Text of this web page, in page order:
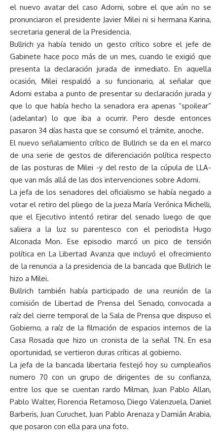
el nuevo avatar del caso Adorni, sobre el que aún no se
pronunciaron el presidente Javier Milei ni si hermana Karina,
secretaria general de la Presidencia.
Bullrich ya había tenido un gesto crítico sobre el jefe de
Gabinete hace poco más de un mes, cuando le exigió que
presenta la declaración jurada de inmediato. En aquella
ocasión, Milei respaldó a su funcionario, al señalar que
Adorni estaba a punto de presentar su declaración jurada y
que lo que había hecho la senadora era apenas “spoilear”
(adelantar) lo que iba a ocurrir. Pero desde entonces
pasaron 34 días hasta que se consumó el trámite, anoche.
El nuevo señalamiento crítico de Bullrich se da en el marco
de una serie de gestos de diferenciación política respecto
de las posturas de Milei -y del resto de la cúpula de LLA-
que van más allá de las dos intervenciones sobre Adorni.
La jefa de los senadores del oficialismo se había negado a
votar el retiro del pliego de la jueza María Verónica Michelli,
que el Ejecutivo intentó retirar del senado luego de que
saliera a la luz su parentesco con el periodista Hugo
Alconada Mon. Ese episodio marcó un pico de tensión
política en La Libertad Avanza que incluyó el ofrecimiento
de la renuncia a la presidencia de la bancada que Bullrich le
hizo a Milei.
Bullrich también había participado de una reunión de la
comisión de Libertad de Prensa del Senado, convocada a
raíz del cierre temporal de la Sala de Prensa que dispuso el
Gobierno, a raíz de la filmación de espacios internos de la
Casa Rosada que hizo un cronista de la señal TN. En esa
oportunidad, se vertieron duras críticas al gobierno.
La jefa de la bancada libertaria festejó hoy su cumpleaños
numero 70 con un grupo de dirigentes de su confianza,
entre los que se cuentan rardo Milman, Juan Pablo Allan,
Pablo Walter, Florencia Retamoso, Diego Valenzuela, Daniel
Barberis, Juan Curuchet, Juan Pablo Arenaza y Damián Arabia,
que posaron con ella para una foto.